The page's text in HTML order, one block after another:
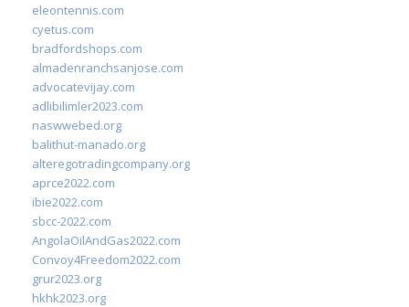
eleontennis.com
cyetus.com
bradfordshops.com
almadenranchsanjose.com
advocatevijay.com
adlibilimler2023.com
naswwebed.org
balithut-manado.org
alteregotradingcompany.org
aprce2022.com
ibie2022.com
sbcc-2022.com
AngolaOilAndGas2022.com
Convoy4Freedom2022.com
grur2023.org
hkhk2023.org